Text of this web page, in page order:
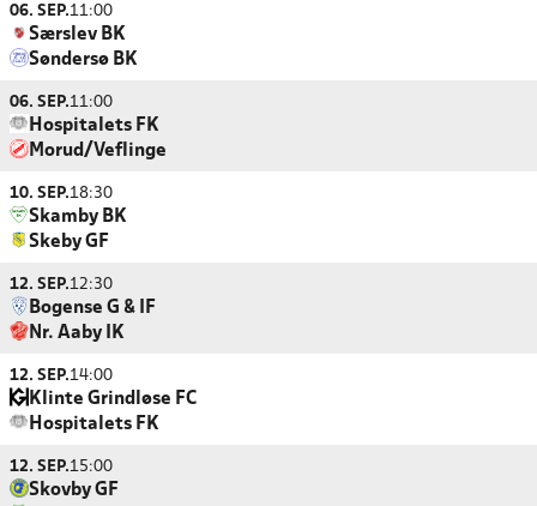
06. SEP.11:00
Særslev BK
Søndersø BK
06. SEP.11:00
Hospitalets FK
Morud/Veflinge
10. SEP.18:30
Skamby BK
Skeby GF
12. SEP.12:30
Bogense G & IF
Nr. Aaby IK
12. SEP.14:00
Klinte Grindløse FC
Hospitalets FK
12. SEP.15:00
Skovby GF